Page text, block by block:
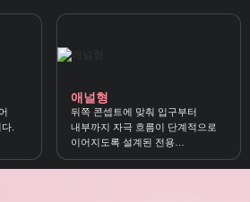
변주감과 선택지를 제공합니다.
.
파
애널형
뒤쪽 콘셉트에 맞춰 입구부터
내부까지 자극 흐름이 단계적으로
이어지도록 설계된 전용
구조홀입니다. 조임·밀착·방향성
있는 자극을 선호하는 분께 잘